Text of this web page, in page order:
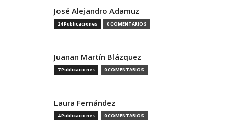
José Alejandro Adamuz
24 Publicaciones 0 COMENTARIOS
Juanan Martín Blázquez
7 Publicaciones 0 COMENTARIOS
Laura Fernández
4 Publicaciones 0 COMENTARIOS